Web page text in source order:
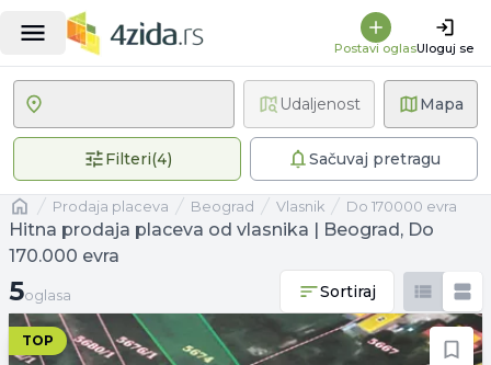
Postavi oglasUloguj se
Mapa
Filteri(4)4 primenjena filteraSačuvaj pretragu
Udaljenost
Naslovnaprodaja placeva Beograd vlasnik Do 170000 evra
Hitna prodaja placeva od vlasnika | Beograd, Do
170.000 evra
5 oglasa
5oglasa Sortiraj
TOP